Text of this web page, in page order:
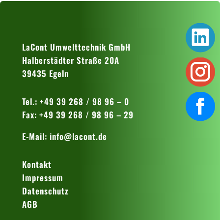
LaCont Umwelttechnik GmbH
Halberstädter Straße 20A
39435 Egeln
Tel.: +49 39 268 / 98 96 – 0
Fax: +49 39 268 / 98 96 – 29
E-Mail: info@lacont.de
Kontakt
Impressum
Datenschutz
AGB